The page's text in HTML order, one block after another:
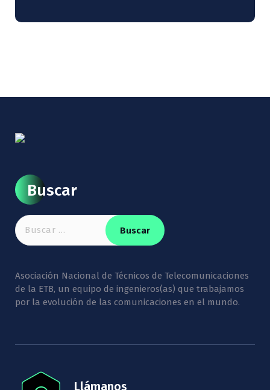
Buscar
Buscar:
Asociación Nacional de Técnicos de Telecomunicaciones
de la ETB, un equipo de ingenieros(as) que trabajamos
por la evolución de las comunicaciones en el mundo.
Llámanos